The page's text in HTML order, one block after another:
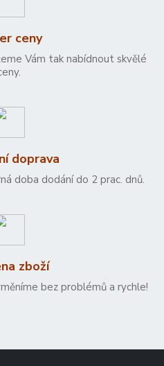
ceny
Vám tak nabídnout skvělé
doprava
doba dodání do 2 prac. dnů.
zboží
bez problémů a rychle!